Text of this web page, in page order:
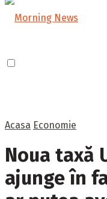
Acasa Economie
Noua taxă
ajunge în